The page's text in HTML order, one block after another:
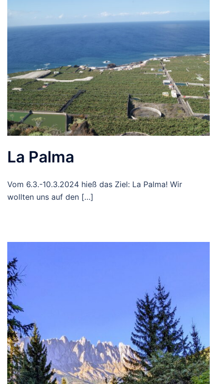
La Palma
Vom 6.3.-10.3.2024 hieß das Ziel: La Palma! Wir
wollten uns auf den […]